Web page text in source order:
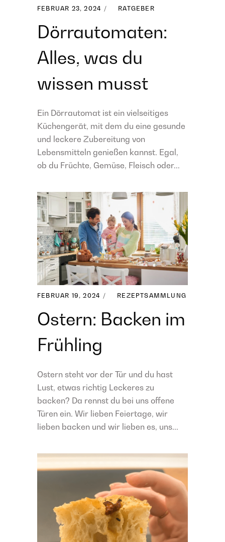
FEBRUAR 23, 2024 RATGEBER
Dörrautomaten:
Alles, was du
wissen musst
Ein Dörrautomat ist ein vielseitiges
Küchengerät, mit dem du eine gesunde
und leckere Zubereitung von
Lebensmitteln genießen kannst. Egal,
ob du Früchte, Gemüse, Fleisch oder...
FEBRUAR 19, 2024 REZEPTSAMMLUNG
Ostern: Backen im
Frühling
Ostern steht vor der Tür und du hast
Lust, etwas richtig Leckeres zu
backen? Da rennst du bei uns offene
Türen ein. Wir lieben Feiertage, wir
lieben backen und wir lieben es, uns...